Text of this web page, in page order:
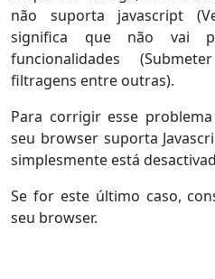
não suporta javascript
significa que não vai
funcionalidades
filtragens entre outras).
Para corrigir esse
seu browser suporta
simplesmente está
Se for este último caso,
seu browser.